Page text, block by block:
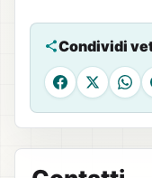
Condividi
Facebook
X